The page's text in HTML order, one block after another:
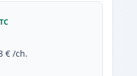
€ /ch.